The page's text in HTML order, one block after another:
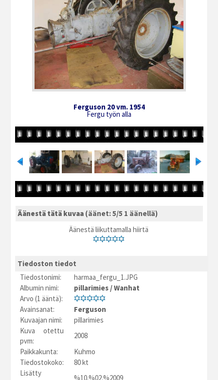
Ferguson 20 vm. 1954
Fergu työn alla
Äänestä tätä kuvaa (äänet: 5/5 1 äänellä)
Äänestä liikuttamalla hiirtä
Tiedoston tiedot
Tiedostonimi:
harmaa_fergu_1.JPG
Albumin nimi:
pillarimies /Wanhat
Arvo (1 ääntä):
Avainsanat:
Ferguson
Kuvaajan nimi:
pillarimies
Kuva otettu
pvm:
2008
Paikkakunta:
Kuhmo
Tiedostokoko:
80 kt
Lisätty
%10.%02.%2009